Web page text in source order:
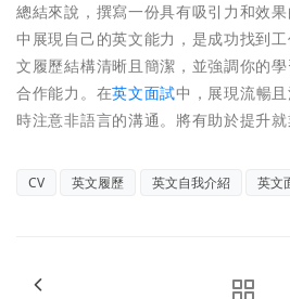
總結來說，撰寫一份具有吸引力和效
中展現自己的英文能力，是成功找到
文履歷結構清晰且簡潔，並強調你的
合作能力。在英文面試中，展現流暢
時注意非語言的溝通。將有助於提升就
CV 英文履歷 英文自我介紹 英文